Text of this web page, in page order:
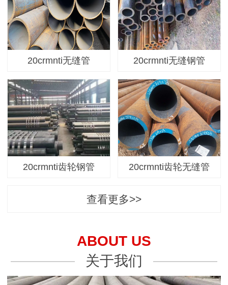
20crmnti无缝管 20crmnti无缝钢管
20crmnti齿轮钢管 20crmnti齿轮无缝管
查看更多>>
ABOUT US
关于我们